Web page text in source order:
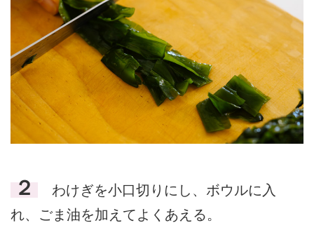
２
わけぎを小口切りにし、ボウルに入
れ、ごま油を加えてよくあえる。